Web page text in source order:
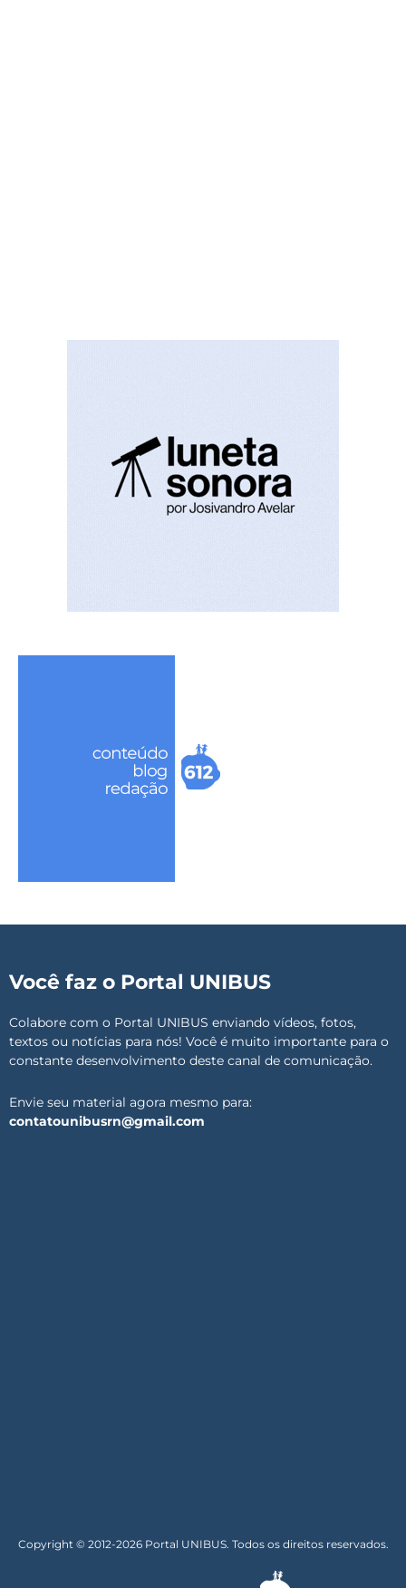
Você faz o Portal UNIBUS
Colabore com o Portal UNIBUS enviando vídeos, fotos,
textos ou notícias para nós! Você é muito importante para o
constante desenvolvimento deste canal de comunicação.
Envie seu material agora mesmo para:
contatounibusrn@gmail.com
Copyright © 2012-2026 Portal UNIBUS. Todos os direitos reservados.